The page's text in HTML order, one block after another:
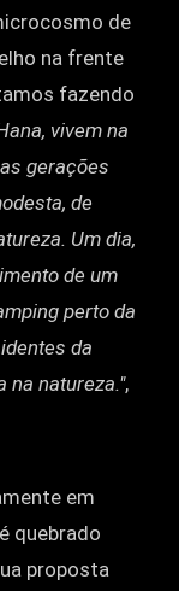
de
na frente
fazendo
vivem na
gerações
de
Um dia,
de um
perto da
da
na natureza.",
em
quebrado
proposta